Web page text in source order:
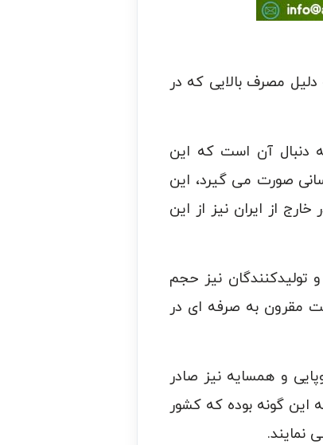
دلیل مصرف بالایی که در
دنبال آن است که این
صورت می گیرد، این
از ایران نیز از این
تولیدکنندگان نیز حجم
مقرون به صرفه ای در
و همسایه نیز صادر
گونه بوده که کشور
نمایند.